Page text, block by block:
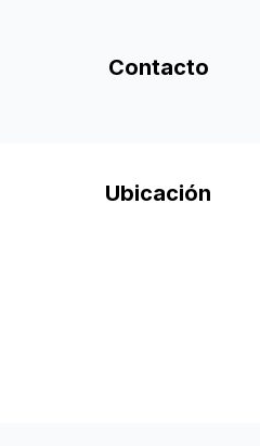
Contacto
Ubicación